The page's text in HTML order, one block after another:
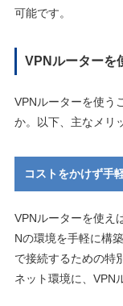
可能です。
VPNルーターを
VPNルーターを使う
か。以下、主なメリ
コストをかけず手
VPNルーターを使え
Nの環境を手軽に構
で接続するための特
ネット環境に、VPN